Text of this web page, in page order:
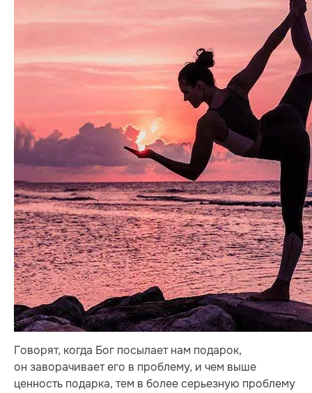
Говорят, когда Бог посылает нам подарок,
он заворачивает его в проблему, и чем выше
ценность подарка, тем в более серьезную проблему